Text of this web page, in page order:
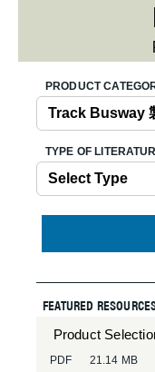
PRODUCT
TYPE OF
FEATURED
Product
PDF 21.14 MB